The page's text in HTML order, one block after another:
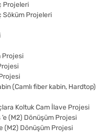
Projeleri
Söküm Projeleri
Projesi
(Camlı fiber kabin, Hardtop)
Koltuk Cam İlave Projesi
(M2) Dönüşüm Projesi
(M2) Dönüşüm Projesi